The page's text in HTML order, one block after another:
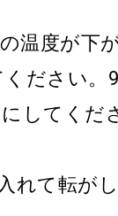
温度が下
ださい。
してくだ
れて転が